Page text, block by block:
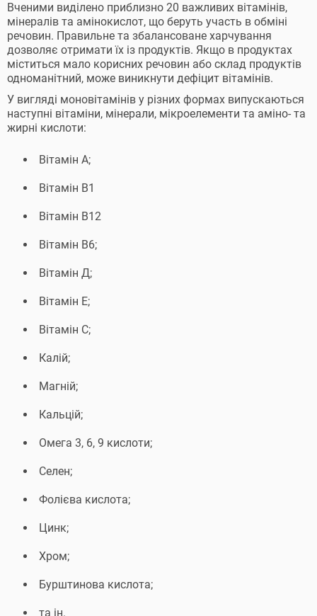
Вченими виділено приблизно 20 важливих вітамінів,
мінералів та амінокислот, що беруть участь в обміні
речовин. Правильне та збалансоване харчування
дозволяє отримати їх із продуктів. Якщо в продуктах
міститься мало корисних речовин або склад продуктів
одноманітний, може виникнути дефіцит вітамінів.
У вигляді моновітамінів у різних формах випускаються
наступні вітаміни, мінерали, мікроелементи та аміно- та
жирні кислоти:
Вітамін А;
Вітамін В1
Вітамін В12
Вітамін В6;
Вітамін Д;
Вітамін Е;
Вітамін С;
Калій;
Магній;
Кальцій;
Омега 3, 6, 9 кислоти;
Селен;
Фолієва кислота;
Цинк;
Хром;
Бурштинова кислота;
та ін.